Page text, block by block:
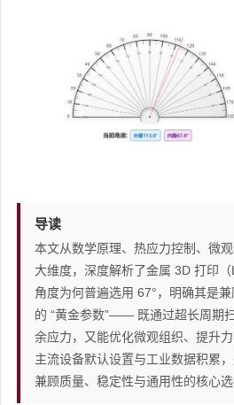
导读
本文从数学原理、热应力控制、微
大维度，深度解析了金属 3D 打印
角度为何普遍选用 67°，明确其是
的 “黄金参数”—— 既通过超长周期
余应力，又能优化微观组织、提升
主流设备默认设置与工业数据积累
兼顾质量、稳定性与通用性的核心选